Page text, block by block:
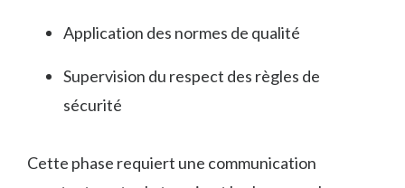
Application des normes de qualité
Supervision du respect des règles de
sécurité
Cette phase requiert une communication